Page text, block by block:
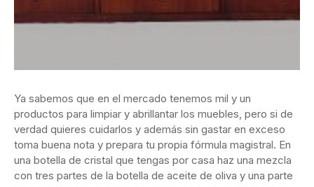
Ya sabemos que en el mercado tenemos mil y un
productos para limpiar y abrillantar los muebles, pero si de
verdad quieres cuidarlos y además sin gastar en exceso
toma buena nota y prepara tu propia fórmula magistral. En
una botella de cristal que tengas por casa haz una mezcla
con tres partes de la botella de aceite de oliva y una parte